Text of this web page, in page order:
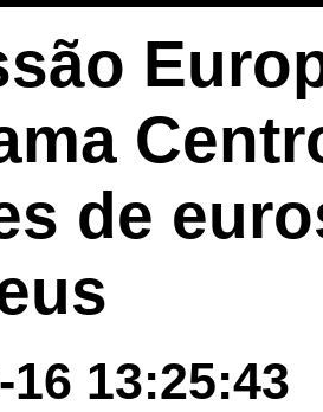
de
16 13:25:43